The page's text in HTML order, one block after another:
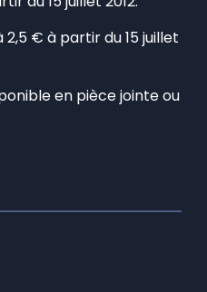
2,5 € à partir du 15 juillet
en pièce jointe ou